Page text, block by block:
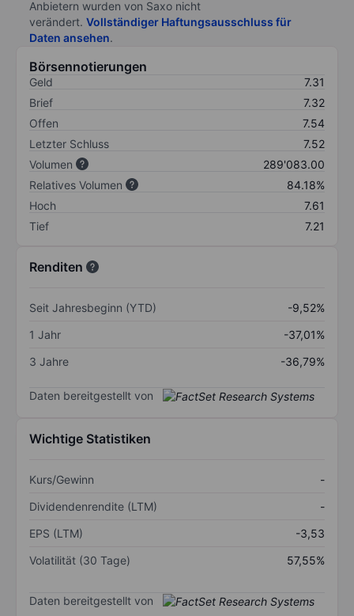
Anbietern wurden von Saxo nicht
verändert. Vollständiger Haftungsausschluss für
Daten ansehen.
Börsennotierungen
Geld
7.31
Brief
7.32
Offen
7.54
Letzter Schluss
7.52
Volumen
289'083.00
Relatives Volumen
84.18%
Hoch
7.61
Tief
7.21
Renditen
Seit Jahresbeginn (YTD)
-9,52%
1 Jahr
-37,01%
3 Jahre
-36,79%
Daten bereitgestellt von
Wichtige Statistiken
Kurs/Gewinn
-
Dividendenrendite (LTM)
-
EPS (LTM)
-3,53
Volatilität (30 Tage)
57,55%
Daten bereitgestellt von